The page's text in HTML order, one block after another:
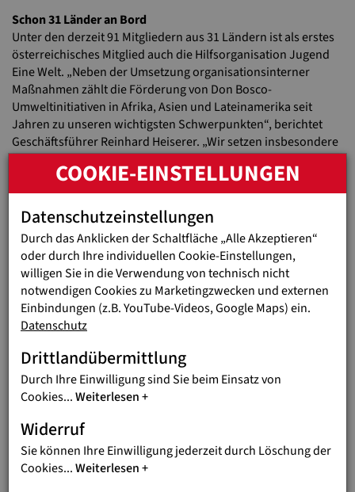
Schon 31 Länder an Bord
Unter den derzeit 91 Mitgliedern aus 31 Ländern ist als erstes
österreichisches Mitglied auch die Hilfsorganisation Jugend
Eine Welt. „Neben der Umsetzung organisationsinterner
Maßnahmen zählt die Förderung von Don Bosco-
Umweltinitiativen in Afrika, Asien und Lateinamerika seit
Jahren zu unseren wichtigsten Schwerpunkten“, berichtet
Geschäftsführer Reinhard Heiserer. „Wir setzen insbesondere
auf die Berufsausbildung von zukunftsorientierten
Fachkräften vor Ort. Beispielsweise in unserem von der
Österreichischen Entwicklungszusammenarbeit geförderten
Solarprogramm in Äthiopien, bei dem Solartechniker
ausgebildet werden, die einen wichtigen Beitrag für den
Ausbau einer umweltverträglicheren Energieversorgung
leisten. Und selbstverständlich sind Umwelt- und Klimaschutz
bzw. die „Nachhaltigen Entwicklungsziele“ für Jugend Eine
Welt bzw. unser „Bildungsteam“ auch in Österreich, zB. im
schulischen und außerschulischen Bildungsbereich, von
großer Bedeutung: Junge Menschen in Österreich sollen von
Anfang an lernen, Verantwortung für ihre Mit-Welt zu
übernehmen und mit begrenzt vorhandenen Ressourcen
sparsam umzugehen.“
Die „Don Bosco Green Alliance“ startete ursprünglich in
Indien, wo sie von Salesianerpater Savio Silveira initiiert
wurde, einem langjährigen Projektpartner von Jugend Eine
COOKIE-EINSTELLUNGEN
Datenschutzeinstellungen
Durch das Anklicken der Schaltfläche „Alle Akzeptieren“
oder durch Ihre individuellen Cookie-Einstellungen,
willigen Sie in die Verwendung von technisch nicht
notwendigen Cookies zu Marketingzwecken und externen
Einbindungen (z.B. YouTube-Videos, Google Maps) ein.
Datenschutz
Drittlandübermittlung
Durch Ihre Einwilligung sind Sie beim Einsatz von
Cookies...Weiterlesen
Widerruf
Sie können Ihre Einwilligung jederzeit durch Löschung der
Cookies...Weiterlesen